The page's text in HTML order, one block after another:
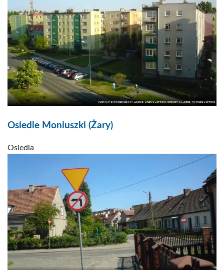
Osiedle Moniuszki (Żary)
Osiedla